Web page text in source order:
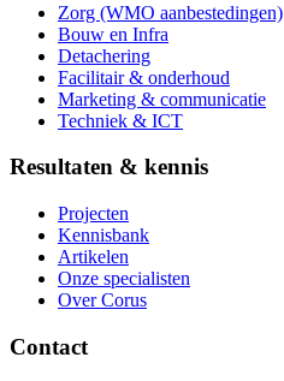
Zorg (WMO aanbestedingen)
Bouw en Infra
Detachering
Facilitair & onderhoud
Marketing & communicatie
Techniek & ICT
Resultaten & kennis
Projecten
Kennisbank
Artikelen
Onze specialisten
Over Corus
Contact